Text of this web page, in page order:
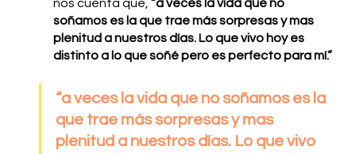
nos cuenta que, “a veces la vida que no
soñamos es la que trae más sorpresas y mas
plenitud a nuestros días. Lo que vivo hoy es
distinto a lo que soñé pero es perfecto para mí.”
“a veces la vida que no soñamos es la
que trae más sorpresas y mas
plenitud a nuestros días. Lo que vivo